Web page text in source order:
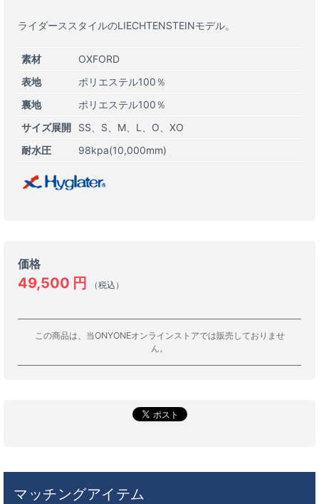
ライダーススタイルのLIECHTENSTEINモデル。
素材
OXFORD
表地
ポリエステル100％
裏地
ポリエステル100％
サイズ展開
SS S M L O
XO
耐水圧
98kpa(10,000mm)
価格
49,500 円 （税込）
この商品は、当ONYONEオンラインストアでは販売しておりませ
ん。
マッチングアイテム